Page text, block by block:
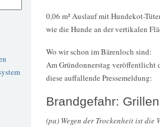
0,06 m² Auslauf mit Hundekot-
wie die Hunde an der vertikalen
Wo wir schon im Bärenloch sind:
Am Gründonnerstag veröffentlicht
diese auffallende Pressemeldung:
Brandgefahr:
(pa) Wegen der Trockenheit ist